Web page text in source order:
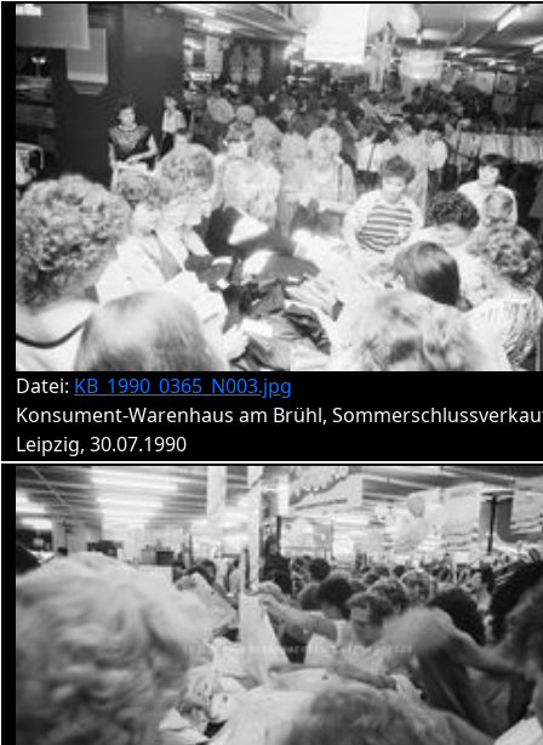
Datei: KB_1990_0365_N003.jpg
Konsument-Warenhaus am Brühl,
Leipzig, 30.07.1990